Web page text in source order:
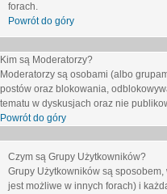
forach.
Powrót do góry
Kim są Moderatorzy?
Moderatorzy są osobami (albo
postów oraz blokowania,
tematu w dyskusjach oraz nie
Powrót do góry
Czym są Grupy Użytkowników?
Grupy Użytkowników są
jest możliwe w innych forach) i